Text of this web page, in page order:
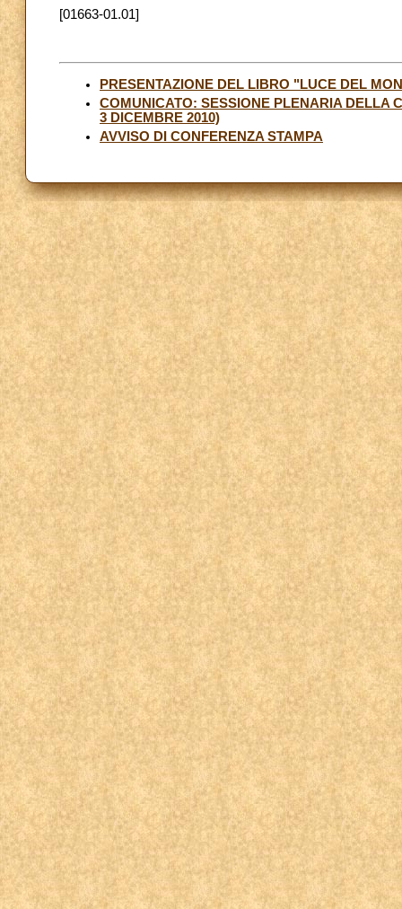
[01663-01.01]
PRESENTAZIONE DEL LIBRO "LUCE DEL
COMUNICATO: SESSIONE PLENARIA DELLA
3 DICEMBRE 2010)
AVVISO DI CONFERENZA STAMPA